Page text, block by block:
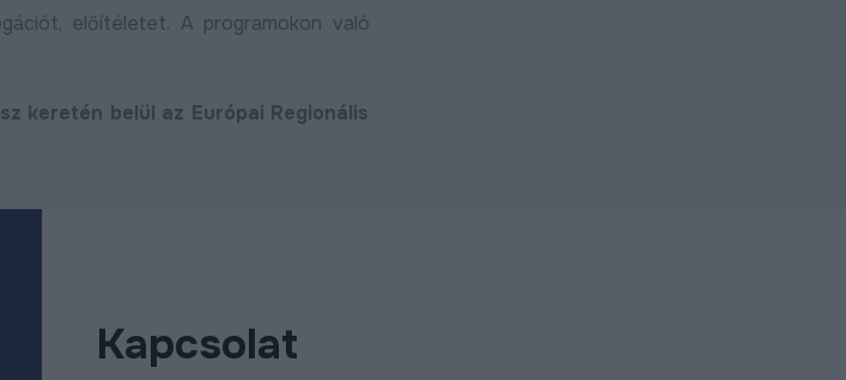
előítéletet. A programokon való
keretén belül az Európai Regionális
Kapcsolat